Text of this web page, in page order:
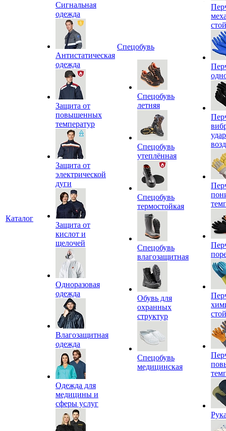
Каталог
Сигнальная
одежда
Антистатическая
одежда
Защита от
повышенных
температур
Защита от
электрической
дуги
Защита от
кислот и
щелочей
Одноразовая
одежда
Влагозащитная
одежда
Одежда для
медицины и
сферы услуг
Спецобувь
Спецобувь
летняя
Спецобувь
утеплённая
Спецобувь
термостойкая
Спецобувь
влагозащитная
Обувь для
охранных
структур
Спецобувь
медицинская